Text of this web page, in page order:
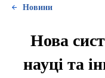
Новини
Нова
науці та